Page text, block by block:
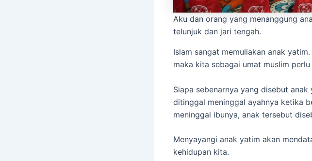
Aku dan orang yang menanggung
telunjuk dan jari tengah.
Islam sangat memuliakan anak
maka kita sebagai umat muslim
Siapa sebenarnya yang disebut
ditinggal meninggal ayahnya ketika
meninggal ibunya, anak tersebut
Menyayangi anak yatim akan
kehidupan kita.